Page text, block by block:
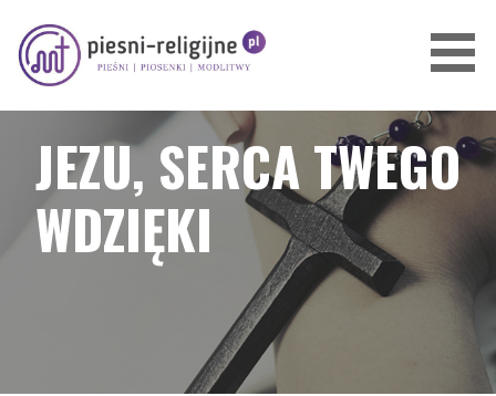
treści
PIOSENKI I PIEŚNI RELIGIJNE
JEZU, SERCA TWEGO
WDZIĘKI